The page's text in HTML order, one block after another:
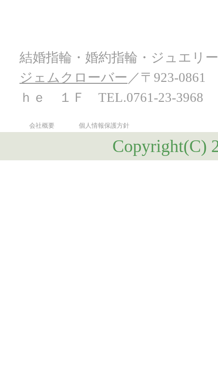
結婚指輪・婚約指輪・ジュエリ
ジェムクローバー ／〒923-
ｈｅ １Ｆ TEL.0761-23-3968
会社概要 個人情報保護方針
Copyright(C)